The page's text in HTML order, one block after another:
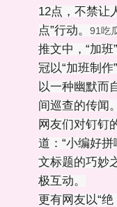
12点，不禁让
点”行动。 91吃
推文中，“加
冠以“加班制
以一种幽默而
间巡查的传闻。
网友们对钉钉
道：“小编好
文标题的巧妙
极互动。
更有网友以“